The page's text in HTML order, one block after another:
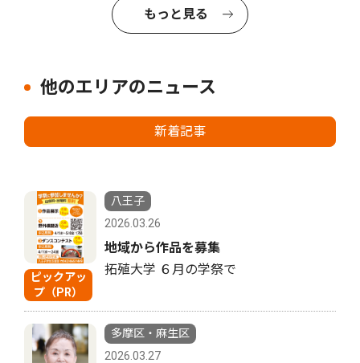
もっと見る
他のエリアのニュース
新着記事
ピックアッ
プ（PR）
八王子
2026.03.26
地域から作品を募集
拓殖大学 ６月の学祭で
多摩区・麻生区
2026.03.27